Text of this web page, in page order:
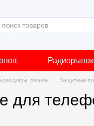
Радиорынок
разное Защитные
для